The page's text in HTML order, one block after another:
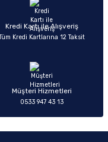
Kredi Kartı ile Alışveriş
Kredi Kartlarına 12 Taksit
Müşteri Hizmetleri
0533 947 43 13